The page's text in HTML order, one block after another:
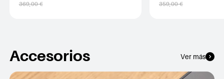
369,00 € 359,00 €
Accesorios Ver más